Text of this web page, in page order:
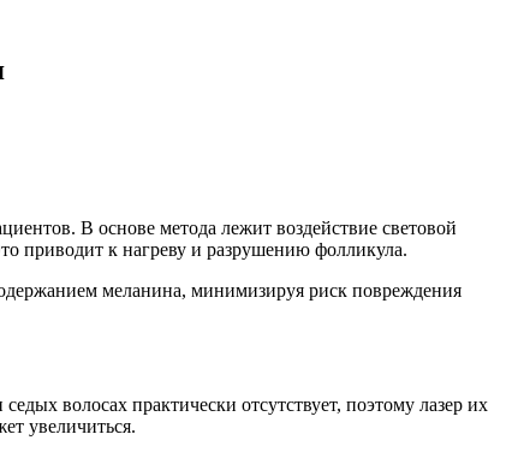
В основе метода лежит воздействие световой
приводит к нагреву и разрушению фолликула.
меланина, минимизируя риск повреждения
волосах практически отсутствует, поэтому лазер их
увеличиться.